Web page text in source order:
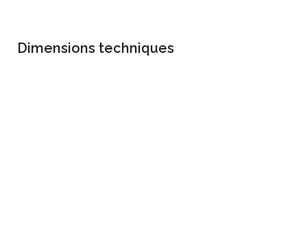
Dimensions techniques